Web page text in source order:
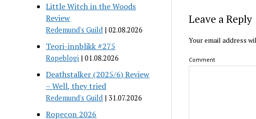
Little Witch in the Woods
Review
Redemund's Guild 02.08.2026
Teori-innblikk #275
Ropeblogi 01.08.2026
Deathstalker (2025/6) Review
– Well, they tried
Redemund's Guild 31.07.2026
Ropecon 2026
Leave a Reply
Your email address
Comment